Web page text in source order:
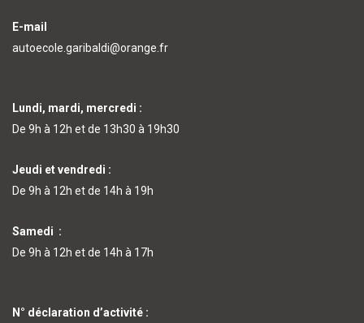
E-mail
autoecole.garibaldi@orange.fr
Lundi, mardi, mercredi :
De 9h à 12h et de 13h30 à 19h30
Jeudi et vendredi :
De 9h à 12h et de 14h à 19h
Samedi :
De 9h à 12h et de 14h à 17h
N° déclaration d’activité :